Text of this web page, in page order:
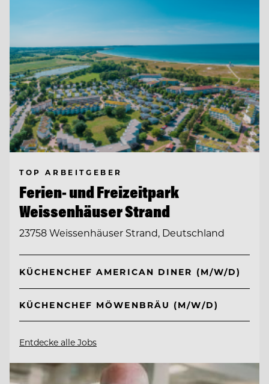
TOP ARBEITGEBER
Ferien- und Freizeitpark
Weissenhäuser Strand
23758 Weissenhäuser Strand, Deutschland
KÜCHENCHEF AMERICAN DINER (M/W/D)
KÜCHENCHEF MÖWENBRÄU (M/W/D)
Entdecke alle Jobs